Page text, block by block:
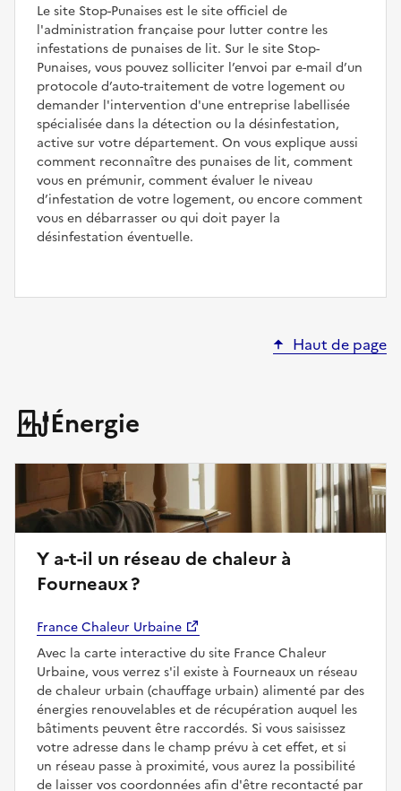
Le site Stop-Punaises est le site officiel de
l'administration française pour lutter contre les
infestations de punaises de lit. Sur le site Stop-
Punaises, vous pouvez solliciter l’envoi par e-mail d’un
protocole d’auto-traitement de votre logement ou
demander l'intervention d'une entreprise labellisée
spécialisée dans la détection ou la désinfestation,
active sur votre département. On vous explique aussi
comment reconnaître des punaises de lit, comment
vous en prémunir, comment évaluer le niveau
d’infestation de votre logement, ou encore comment
vous en débarrasser ou qui doit payer la
désinfestation éventuelle.
Haut de page
Énergie
Y a-t-il un réseau de chaleur à
Fourneaux ?
France Chaleur Urbaine
Avec la carte interactive du site France Chaleur
Urbaine, vous verrez s'il existe à Fourneaux un réseau
de chaleur urbain (chauffage urbain) alimenté par des
énergies renouvelables et de récupération auquel les
bâtiments peuvent être raccordés. Si vous saisissez
votre adresse dans le champ prévu à cet effet, et si
un réseau passe à proximité, vous aurez la possibilité
de laisser vos coordonnées afin d'être recontacté par